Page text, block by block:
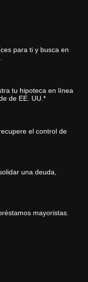
para ti y busca en
tu hipoteca en línea
de EE. UU.*
el control de
una deuda,
mayoristas.